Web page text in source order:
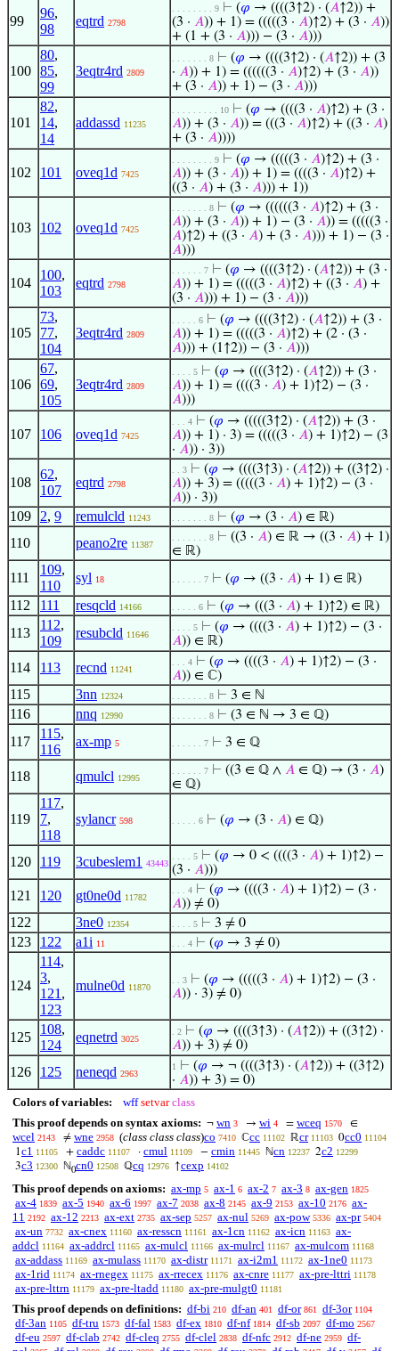
99
96,
98
eqtrd 2798
. . . . . . . . 9 ⊢ (𝜑 → ((((3↑2) · (𝐴↑2)) +
(3 · 𝐴)) + 1) = (((((3 · 𝐴)↑2) + (3 · 𝐴))
+ (1 + (3 · 𝐴))) − (3 · 𝐴)))
100
80,
85,
99
3eqtr4rd 2809
. . . . . . . 8 ⊢ (𝜑 → ((((3↑2) · (𝐴↑2)) + (3
· 𝐴)) + 1) = ((((((3 · 𝐴)↑2) + (3 · 𝐴))
+ (3 · 𝐴)) + 1) − (3 · 𝐴)))
101
82,
14,
14
addassd 11235
. . . . . . . . . 10 ⊢ (𝜑 → ((((3 · 𝐴)↑2) + (3 ·
𝐴)) + (3 · 𝐴)) = (((3 · 𝐴)↑2) + ((3 · 𝐴)
+ (3 · 𝐴))))
102 101 oveq1d 7425
. . . . . . . . 9 ⊢ (𝜑 → (((((3 · 𝐴)↑2) + (3 ·
𝐴)) + (3 · 𝐴)) + 1) = ((((3 · 𝐴)↑2) +
((3 · 𝐴) + (3 · 𝐴))) + 1))
103 102 oveq1d 7425
. . . . . . . 8 ⊢ (𝜑 → ((((((3 · 𝐴)↑2) + (3 ·
𝐴)) + (3 · 𝐴)) + 1) − (3 · 𝐴)) = (((((3 ·
𝐴)↑2) + ((3 · 𝐴) + (3 · 𝐴))) + 1) − (3 ·
𝐴)))
104
100,
103
eqtrd 2798
. . . . . . 7 ⊢ (𝜑 → ((((3↑2) · (𝐴↑2)) + (3 ·
𝐴)) + 1) = (((((3 · 𝐴)↑2) + ((3 · 𝐴) +
(3 · 𝐴))) + 1) − (3 · 𝐴)))
105
73,
77,
104
3eqtr4rd 2809
. . . . . 6 ⊢ (𝜑 → ((((3↑2) · (𝐴↑2)) + (3 ·
𝐴)) + 1) = (((((3 · 𝐴)↑2) + (2 · (3 ·
𝐴))) + (1↑2)) − (3 · 𝐴)))
106
67,
69,
105
3eqtr4rd 2809
. . . . 5 ⊢ (𝜑 → ((((3↑2) · (𝐴↑2)) + (3 ·
𝐴)) + 1) = ((((3 · 𝐴) + 1)↑2) − (3 ·
𝐴)))
107 106 oveq1d 7425
. . . 4 ⊢ (𝜑 → (((((3↑2) · (𝐴↑2)) + (3 ·
𝐴)) + 1) · 3) = (((((3 · 𝐴) + 1)↑2) − (3
· 𝐴)) · 3))
108
62,
107
eqtrd 2798
. . 3 ⊢ (𝜑 → ((((3↑3) · (𝐴↑2)) + ((3↑2) ·
𝐴)) + 3) = (((((3 · 𝐴) + 1)↑2) − (3 ·
𝐴)) · 3))
109 2, 9 remulcld 11243 . . . . . . . 8 ⊢ (𝜑 → (3 · 𝐴) ∈ ℝ)
110 peano2re 11387
. . . . . . . 8 ⊢ ((3 · 𝐴) ∈ ℝ → ((3 · 𝐴) + 1)
∈ ℝ)
111
109,
110
syl 18 . . . . . . 7 ⊢ (𝜑 → ((3 · 𝐴) + 1) ∈ ℝ)
112 111 resqcld 14166 . . . . . 6 ⊢ (𝜑 → (((3 · 𝐴) + 1)↑2) ∈ ℝ)
113
112,
109
resubcld 11646
. . . . 5 ⊢ (𝜑 → ((((3 · 𝐴) + 1)↑2) − (3 ·
𝐴)) ∈ ℝ)
114 113 recnd 11241
. . . 4 ⊢ (𝜑 → ((((3 · 𝐴) + 1)↑2) − (3 ·
𝐴)) ∈ ℂ)
115 3nn 12324 . . . . . . . 8 ⊢ 3 ∈ ℕ
116 nnq 12990 . . . . . . . 8 ⊢ (3 ∈ ℕ → 3 ∈ ℚ)
117
115,
116
ax-mp 5 . . . . . . 7 ⊢ 3 ∈ ℚ
118 qmulcl 12995
. . . . . . 7 ⊢ ((3 ∈ ℚ ∧ 𝐴 ∈ ℚ) → (3 · 𝐴)
∈ ℚ)
119
117,
7,
118
sylancr 598 . . . . . 6 ⊢ (𝜑 → (3 · 𝐴) ∈ ℚ)
120 119 3cubeslem1 43443
. . . . 5 ⊢ (𝜑 → 0 < ((((3 · 𝐴) + 1)↑2) −
(3 · 𝐴)))
121 120 gt0ne0d 11782
. . . 4 ⊢ (𝜑 → ((((3 · 𝐴) + 1)↑2) − (3 ·
𝐴)) ≠ 0)
122 3ne0 12354 . . . . 5 ⊢ 3 ≠ 0
123 122 a1i 11 . . . 4 ⊢ (𝜑 → 3 ≠ 0)
124
114,
3,
121 ,
123
mulne0d 11870
. . 3 ⊢ (𝜑 → (((((3 · 𝐴) + 1)↑2) − (3 ·
𝐴)) · 3) ≠ 0)
125
108,
124
eqnetrd 3025
. 2 ⊢ (𝜑 → ((((3↑3) · (𝐴↑2)) + ((3↑2) ·
𝐴)) + 3) ≠ 0)
126 125 neneqd 2963
1 ⊢ (𝜑 → ¬ ((((3↑3) · (𝐴↑2)) + ((3↑2)
· 𝐴)) + 3) = 0)
Colors of variables: wff setvar class
This proof depends on syntax axioms: ¬ wn 3 → wi 4 = wceq 1570 ∈
wcel 2143 ≠ wne 2958 (class class class)co 7410 ℂcc 11102 ℝcr 11103 0cc0 11104
1c1 11105 + caddc 11107 · cmul 11109 − cmin 11445 ℕcn 12237 2c2 12299
3c3 12300 ℕ0cn0 12508 ℚcq 12976 ↑cexp 14102
This proof depends on axioms: ax-mp 5 ax-1 6 ax-2 7 ax-3 8 ax-gen 1825
ax-4 1839 ax-5 1940 ax-6 1997 ax-7 2038 ax-8 2145 ax-9 2153 ax-10 2176 ax-
11 2192 ax-12 2213 ax-ext 2735 ax-sep 5257 ax-nul 5269 ax-pow 5336 ax-pr 5404
ax-un 7732 ax-cnex 11160 ax-resscn 11161 ax-1cn 11162 ax-icn 11163 ax-
addcl 11164 ax-addrcl 11165 ax-mulcl 11166 ax-mulrcl 11167 ax-mulcom 11168
ax-addass 11169 ax-mulass 11170 ax-distr 11171 ax-i2m1 11172 ax-1ne0 11173
ax-1rid 11174 ax-rnegex 11175 ax-rrecex 11176 ax-cnre 11177 ax-pre-lttri 11178
ax-pre-lttrn 11179 ax-pre-ltadd 11180 ax-pre-mulgt0 11181
This proof depends on definitions: df-bi 210 df-an 401 df-or 861 df-3or 1104
df-3an 1105 df-tru 1573 df-fal 1583 df-ex 1810 df-nf 1814 df-sb 2097 df-mo 2567
df-eu 2597 df-clab 2742 df-cleq 2755 df-clel 2838 df-nfc 2912 df-ne 2959 df-